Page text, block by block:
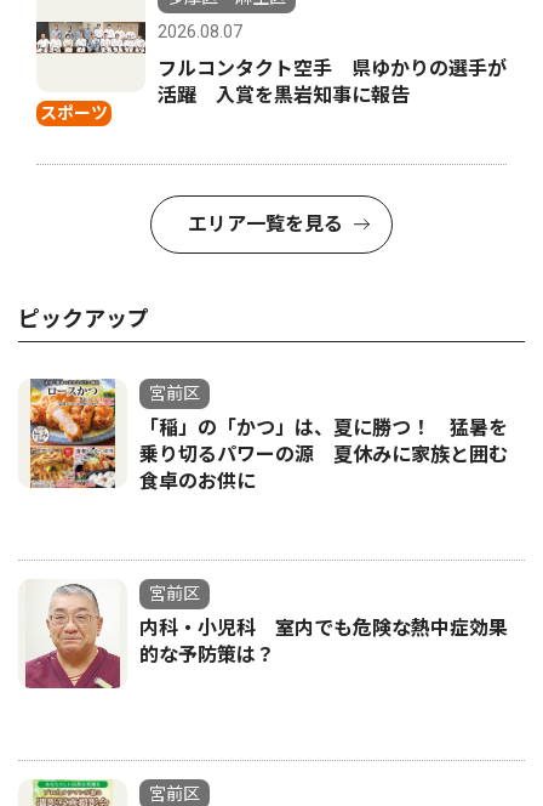
スポーツ
2026.08.07
フルコンタクト空手 県ゆかりの選手が
活躍 入賞を黒岩知事に報告
エリア一覧を見る
ピックアップ
宮前区
「稲」の「かつ」は、夏に勝つ！ 猛暑を
乗り切るパワーの源 夏休みに家族と囲む
食卓のお供に
宮前区
内科・小児科 室内でも危険な熱中症効果
的な予防策は？
宮前区